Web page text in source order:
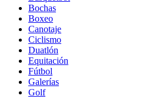
Bochas
Boxeo
Canotaje
Ciclismo
Duatlón
Equitación
Fútbol
Galerías
Golf